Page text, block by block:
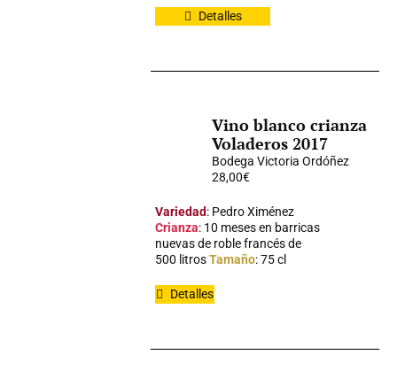
Detalles
Vino blanco crianza
Voladeros 2017
Bodega Victoria Ordóñez
28,00€
Variedad: Pedro Ximénez
Crianza: 10 meses en barricas
nuevas de roble francés de
500 litrosTamaño: 75 cl
Detalles